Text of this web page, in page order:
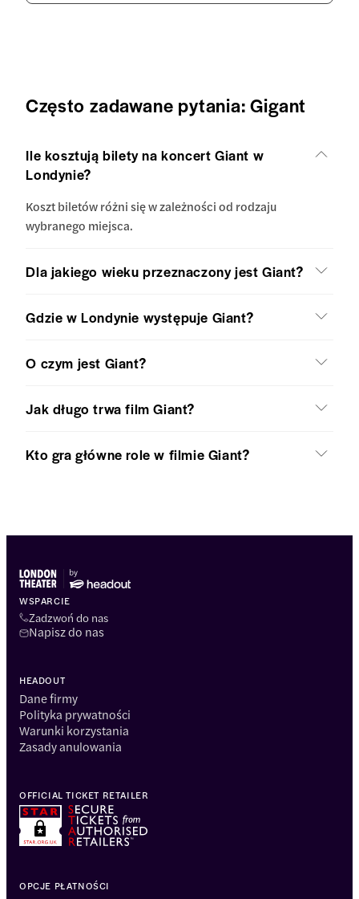
Często zadawane pytania: Gigant
Ile kosztują bilety na koncert Giant w
Londynie?
Koszt biletów różni się w zależności od rodzaju
wybranego miejsca.
Dla jakiego wieku przeznaczony jest Giant?
Gdzie w Londynie występuje Giant?
O czym jest Giant?
Jak długo trwa film Giant?
Kto gra główne role w filmie Giant?
WSPARCIE
Zadzwoń do nas
Napisz do nas
HEADOUT
Dane firmy
Polityka prywatności
Warunki korzystania
Zasady anulowania
OPCJE PŁATNOŚCI
OFFICIAL TICKET RETAILER